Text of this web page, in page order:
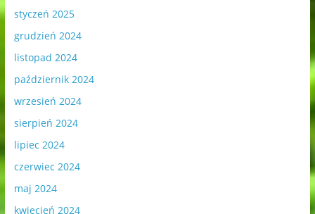
styczeń 2025
grudzień 2024
listopad 2024
październik 2024
wrzesień 2024
sierpień 2024
lipiec 2024
czerwiec 2024
maj 2024
kwiecień 2024